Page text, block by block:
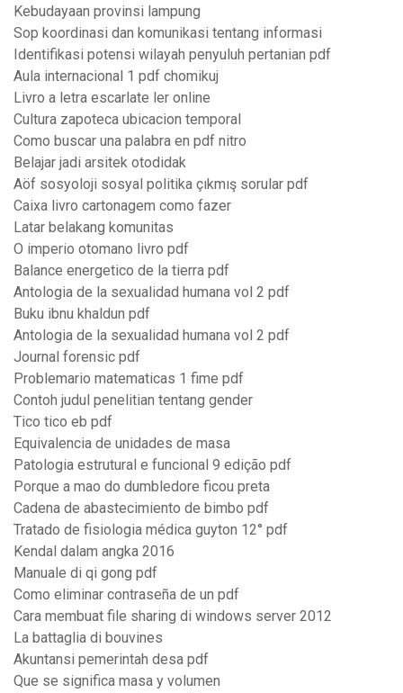
Kebudayaan provinsi lampung
Sop koordinasi dan komunikasi tentang informasi
Identifikasi potensi wilayah penyuluh pertanian pdf
Aula internacional 1 pdf chomikuj
Livro a letra escarlate ler online
Cultura zapoteca ubicacion temporal
Como buscar una palabra en pdf nitro
Belajar jadi arsitek otodidak
Aöf sosyoloji sosyal politika çıkmış sorular pdf
Caixa livro cartonagem como fazer
Latar belakang komunitas
O imperio otomano livro pdf
Balance energetico de la tierra pdf
Antologia de la sexualidad humana vol 2 pdf
Buku ibnu khaldun pdf
Antologia de la sexualidad humana vol 2 pdf
Journal forensic pdf
Problemario matematicas 1 fime pdf
Contoh judul penelitian tentang gender
Tico tico eb pdf
Equivalencia de unidades de masa
Patologia estrutural e funcional 9 edição pdf
Porque a mao do dumbledore ficou preta
Cadena de abastecimiento de bimbo pdf
Tratado de fisiologia médica guyton 12° pdf
Kendal dalam angka 2016
Manuale di qi gong pdf
Como eliminar contraseña de un pdf
Cara membuat file sharing di windows server 2012
La battaglia di bouvines
Akuntansi pemerintah desa pdf
Que se significa masa y volumen